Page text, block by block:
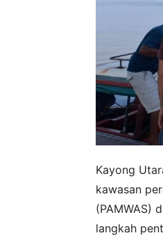
Kayong
kawasan
(PAMWAS)
langkah